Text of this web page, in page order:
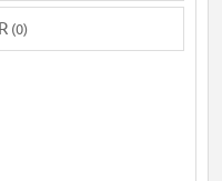
(0)